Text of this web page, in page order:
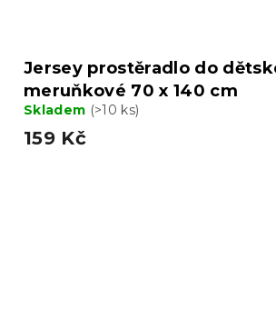
Jersey prostěradlo do
meruňkové 70 x 140 cm
Skladem (>10 ks)
159 Kč